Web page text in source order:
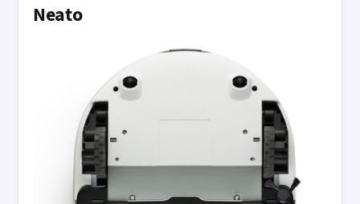
Neato